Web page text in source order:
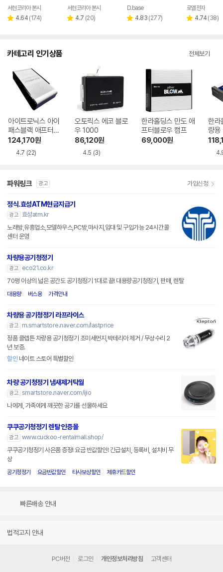
서현코리아 본사
별 4.64 리
(174)
서현코리아 본사
별 4.7 리
(20)
D.base
별 4.83 리
(277)
로엘전자
별 4.74 리
(38)
카테고리 인기상품 전체보기
아이트로닉스 아이
패스블랙 애프터블
로우 ITBM-120
124,170원
4.7 (22)
오토릭스 에코 블로
우 1000
86,120원
4.5 (3)
한라홀딩스 만도 애
프터블로우 캠프
69,000원
한라
량용
습기
블
파워링크 광고 가입신청
정식.효성ATM현금지급기
광고 효성atm.kr
노래방,유흥업소,모델하우스,PC방,마사지,임대 및 구입가능 24시간콜
센터 운영
차량용공기청정기
광고
eco21.co.kr
70평 이상의 넓은 공간도 공기청정기 1대로 끝! 대용량공기청정기, 판매, 렌탈
대용량 버스용 가격안내
차량용 공기청정기 라프라이스
광고
m.smartstore.naver.com/lastprice
정품 클렙튼 차량용 공기청정기 초미세먼지,박테리아 제거 / 무상수리 2
년 보증.
할인 네이트 스토어 특별할인
차량 공기청정기 냄새제거탁월
광고 smartstore.naver.com/ijio
나에게, 가족에게 깨끗한 공기를 선물하세요
쿠쿠공기청정기 렌탈 인증몰
광고 www.cuckoo-rentalmall.shop/
쿠쿠공기청정기 사은품 증정! 요금 반값할인! 긴급설치, 등록비, 설치비 무
상
공기청정기 요금반값할인 타사보상할인 제휴카드할인
빠른배송 안내
법적고지 안내
PC버전 로그인 개인정보처리방침 고객센터